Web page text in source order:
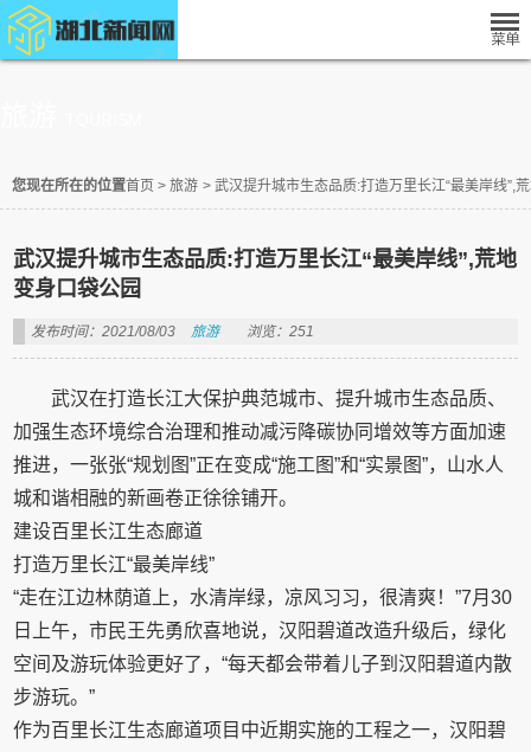
您现在所在的位置首页 > 旅游 > 武汉提升城市生态品质:打造万里长江“最美岸线”,
武汉提升城市生态品质:打造万里长江“最美岸线”,荒地
变身口袋公园
发布时间：2021/08/03 旅游 浏览：251
武汉在打造长江大保护典范城市、提升城市生态品质、
加强生态环境综合治理和推动减污降碳协同增效等方面加速
推进，一张张“规划图”正在变成“施工图”和“实景图”，山水人
城和谐相融的新画卷正徐徐铺开。
建设百里长江生态廊道
打造万里长江“最美岸线”
“走在江边林荫道上，水清岸绿，凉风习习，很清爽！”7月30
日上午，市民王先勇欣喜地说，汉阳碧道改造升级后，绿化
空间及游玩体验更好了，“每天都会带着儿子到汉阳碧道内散
步游玩。”
作为百里长江生态廊道项目中近期实施的工程之一，汉阳碧